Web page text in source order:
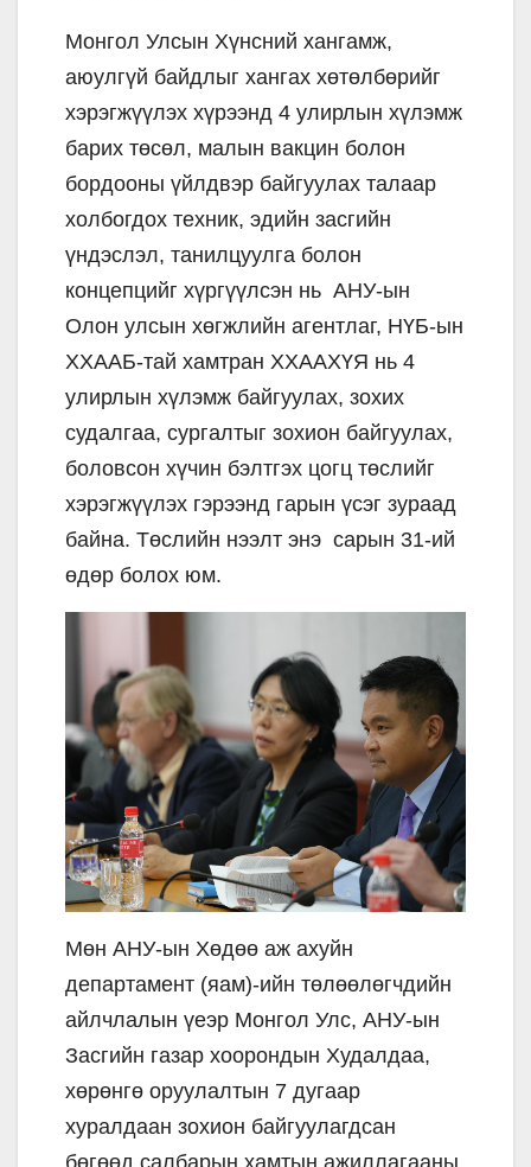
Монгол Улсын Хүнсний хангамж,
аюулгүй байдлыг хангах хөтөлбөрийг
хэрэгжүүлэх хүрээнд 4 улирлын хүлэмж
барих төсөл, малын вакцин болон
бордооны үйлдвэр байгуулах талаар
холбогдох техник, эдийн засгийн
үндэслэл, танилцуулга болон
концепцийг хүргүүлсэн нь АНУ-ын
Олон улсын хөгжлийн агентлаг, НҮБ-ын
ХХААБ-тай хамтран ХХААХҮЯ нь 4
улирлын хүлэмж байгуулах, зохих
судалгаа, сургалтыг зохион байгуулах,
боловсон хүчин бэлтгэх цогц төслийг
хэрэгжүүлэх гэрээнд гарын үсэг зураад
байна. Төслийн нээлт энэ сарын 31-ий
өдөр болох юм.
Мөн АНУ-ын Хөдөө аж ахуйн
департамент (яам)-ийн төлөөлөгчдийн
айлчлалын үеэр Монгол Улс, АНУ-ын
Засгийн газар хоорондын Худалдаа,
хөрөнгө оруулалтын 7 дугаар
хуралдаан зохион байгуулагдсан